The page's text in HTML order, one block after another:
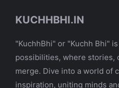
KUCHHBHI.IN
"KuchhBhi" or "Kuchh Bhi"
possibilities, where stories,
merge. Dive into a world of
inspiration, uniting minds